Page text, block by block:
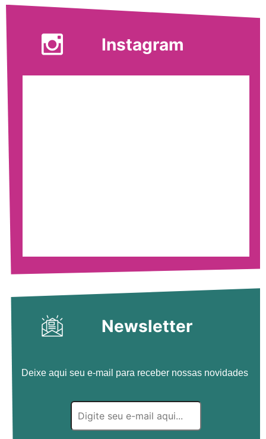
Instagram
Newsletter
Deixe aqui seu e-mail para receber nossas novidades